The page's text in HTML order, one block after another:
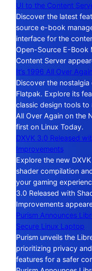
UI to the Content
Discover the latest
source e-book
interface for the
Open-Source E-Book
Content Server
It’s 1996 All Over
Discover the
Flatpak. Explore its
classic design tools to
All Over Again on the
first on Linux Today.
DXVK 3.0 Released
Improvements
Explore the new
shader compilation
your gaming
3.0 Released with
Improvements
Purism Announces
Secure Linux Laptop
Purism unveils the
prioritizing privacy
features for a safer